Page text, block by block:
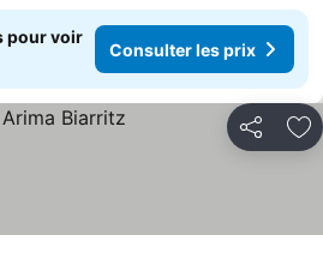
pour voir
Consulter les prix
Partager